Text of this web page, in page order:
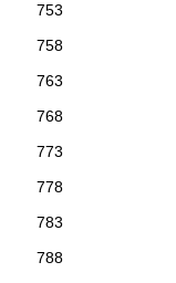
753
758
763
768
773
778
783
788